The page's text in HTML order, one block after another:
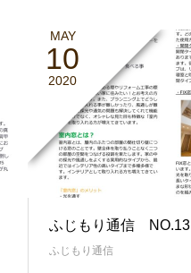
MAY
10
2020
ふじもり通信 NO.13
ふじもり通信